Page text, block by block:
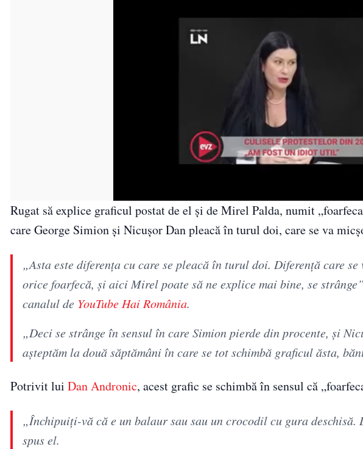
Rugat să explice graficul postat de el și de Mirel Palda, numit
care George Simion și Nicușor Dan pleacă în turul doi, care se va
„Asta este diferența cu care se pleacă în turul doi. Diferență care
orice foarfecă, și aici Mirel poate să ne explice mai bine, se
canalul de YouTube Hai România.
„Deci se strânge în sensul în care Simion pierde din procente, și
așteptăm la două săptămâni în care se tot schimbă graficul ăsta,
Potrivit lui Dan Andronic, acest grafic se schimbă în sensul că
„Închipuiți-vă că e un balaur sau sau un crocodil cu gura
spus el.